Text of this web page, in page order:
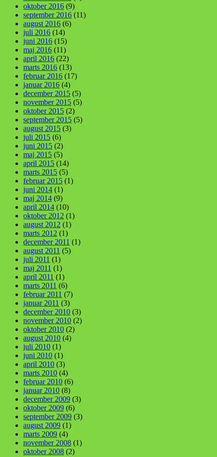
oktober 2016 (9)
september 2016 (11)
august 2016 (6)
juli 2016 (14)
juni 2016 (15)
maj 2016 (11)
april 2016 (22)
marts 2016 (13)
februar 2016 (17)
januar 2016 (4)
december 2015 (5)
november 2015 (5)
oktober 2015 (2)
september 2015 (5)
august 2015 (3)
juli 2015 (6)
juni 2015 (2)
maj 2015 (5)
april 2015 (14)
marts 2015 (5)
februar 2015 (1)
juni 2014 (1)
maj 2014 (9)
april 2014 (10)
oktober 2012 (1)
august 2012 (1)
marts 2012 (1)
december 2011 (1)
august 2011 (5)
juli 2011 (1)
maj 2011 (1)
april 2011 (1)
marts 2011 (6)
februar 2011 (7)
januar 2011 (3)
december 2010 (3)
november 2010 (2)
oktober 2010 (2)
august 2010 (4)
juli 2010 (1)
juni 2010 (1)
april 2010 (3)
marts 2010 (4)
februar 2010 (6)
januar 2010 (8)
december 2009 (3)
oktober 2009 (6)
september 2009 (3)
august 2009 (1)
marts 2009 (4)
november 2008 (1)
oktober 2008 (2)